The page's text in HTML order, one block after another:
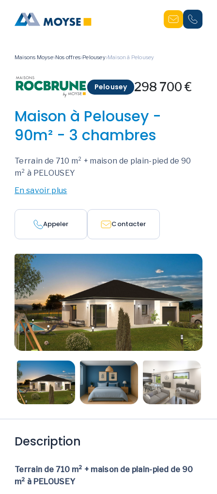
Maisons Moyse Nos offres Pelousey Maison à Pelousey
Pelousey 298 700 €
Maison à Pelousey -
90m² - 3 chambres
Terrain de 710 m² + maison de plain-pied de 90
m² à PELOUSEY
En savoir plus
Appeler Contacter
Description
Terrain de 710 m² + maison de plain-pied de 90
m² à PELOUSEY